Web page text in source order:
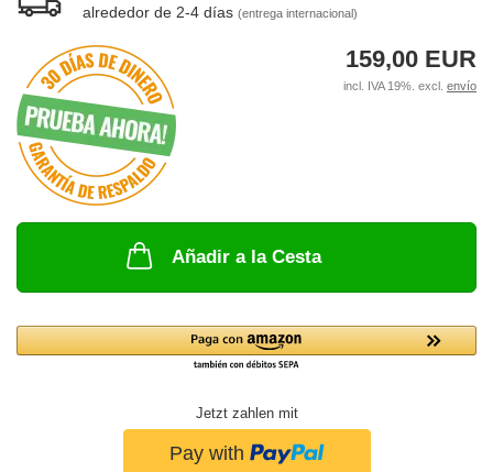
alrededor de 2-4 días (entrega internacional)
159,00 EUR
incl. IVA 19%. excl. envío
Añadir a la Cesta
Jetzt zahlen mit